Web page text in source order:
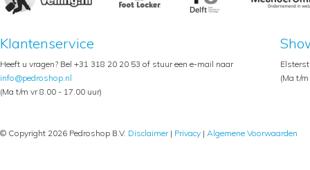
Klantenservice
Heeft u vragen? Bel +31 318 20 20 53 of stuur een e-mail naar
info@pedroshop.nl
(Ma t/m vr 8.00 - 17.00 uur)
(Ma t/
© Copyright 2026 Pedroshop B.V. Disclaimer| Privacy | Algemene Voorwaarden